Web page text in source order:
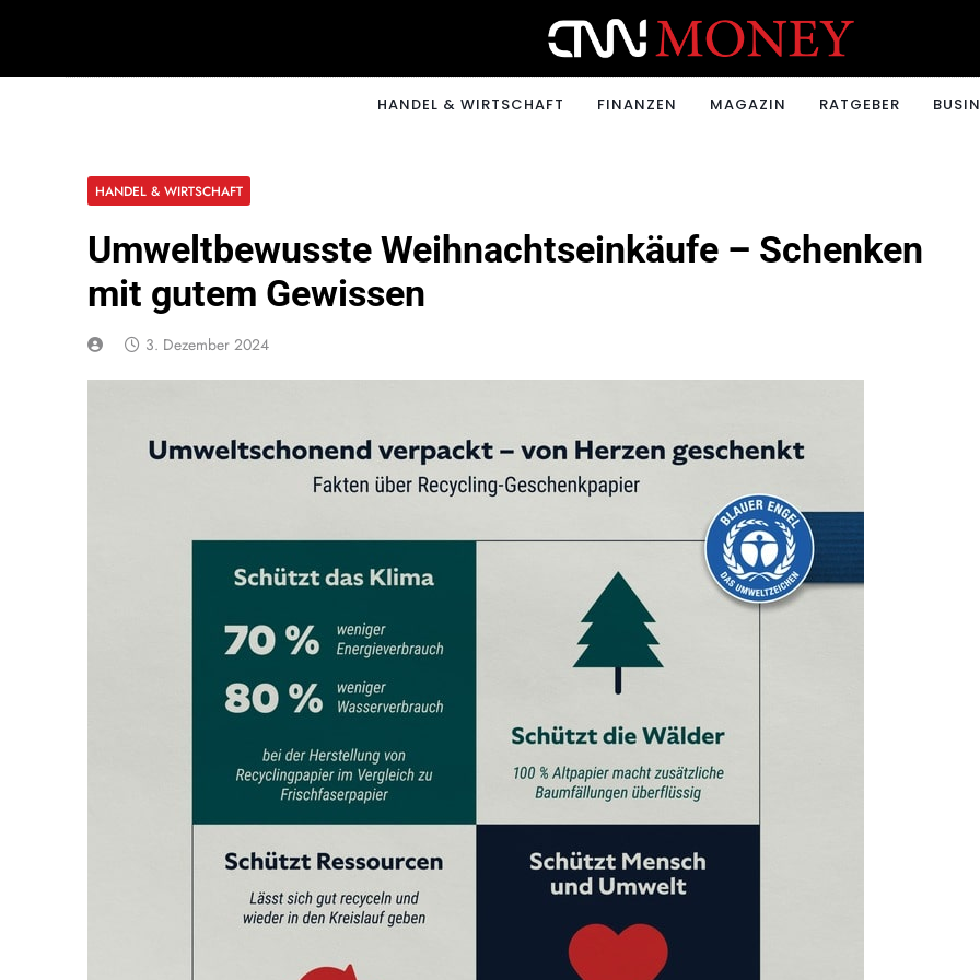
CNNMONEY.CH
HANDEL & WIRTSCHAFT FINANZEN MAGAZIN RATGEBER
HANDEL & WIRTSCHAFT
Umweltbewusste Weihnachtseinkäufe – Schenken
mit gutem Gewissen
3. Dezember 2024